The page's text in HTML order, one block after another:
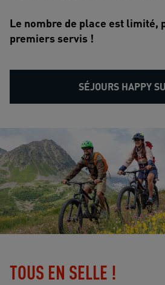
Le nombre de place est limité,
premiers servis !
SÉJOURS HAPPY
TOUS EN SELLE !